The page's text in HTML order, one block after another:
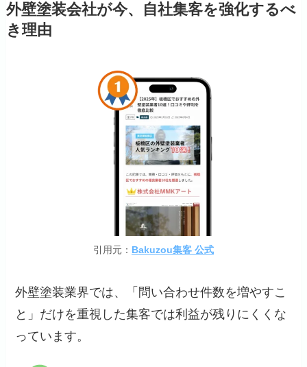
外壁塗装会社が今、自社集客を強化するべ
き理由
引用元： Bakuzou集客 公式
外壁塗装業界では、「問い合わせ件数を増やすこ
と」だけを重視した集客では利益が残りにくくな
っています。